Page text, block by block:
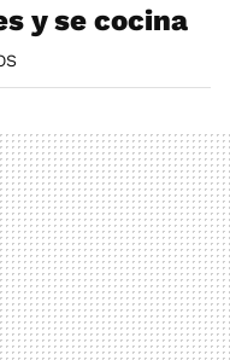
y se cocina